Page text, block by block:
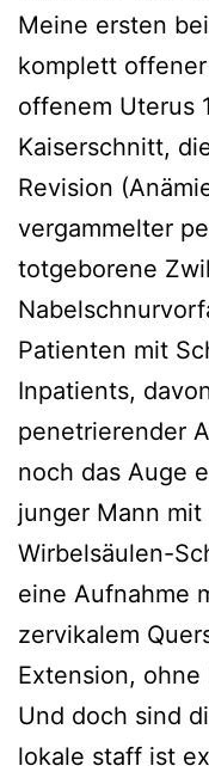
Meine ersten
komplett
offenem Uterus
Kaiserschnitt,
Revision
vergammelter
totgeborene
Patienten mit
Inpatients,
penetrierender
noch das Auge
junger Mann
Wirbelsäulen-
eine Aufnahme
zervikalem
Extension, ohne
Und doch sind
lokale staff ist